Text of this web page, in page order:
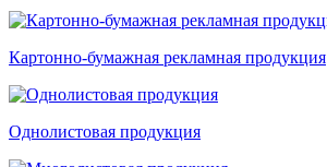
Картонно-бумажная рекламная продукция
Однолистовая продукция